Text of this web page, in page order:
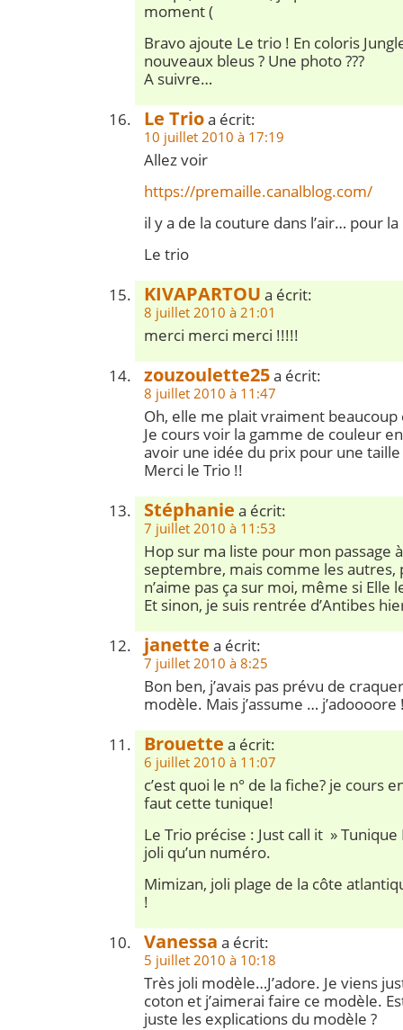
moment (
Bravo ajoute Le trio ! En coloris
nouveaux bleus ? Une photo ???
A suivre…
Le Trioa écrit:
10 juillet 2010 à 17:19
Allez voir
https://premaille.canalblog.com/
il y a de la couture dans l’air… pour
Le trio
KIVAPARTOU a écrit:
8 juillet 2010 à 21:01
merci merci merci !!!!!
zouzoulette25a écrit:
8 juillet 2010 à 11:47
Oh, elle me plait vraiment
Je cours voir la gamme de couleur
avoir une idée du prix pour une taille
Merci le Trio !!
Stéphanie a écrit:
7 juillet 2010 à 11:53
Hop sur ma liste pour mon passage
septembre, mais comme les autres,
n’aime pas ça sur moi, même si Elle
Et sinon, je suis rentrée d’Antibes
janette a écrit:
7 juillet 2010 à 8:25
Bon ben, j’avais pas prévu de
modèle. Mais j’assume … j’adoooore
Brouette a écrit:
6 juillet 2010 à 11:07
c’est quoi le n° de la fiche? je cours
faut cette tunique!
Le Trio précise : Just call it » Tunique
joli qu’un numéro.
Mimizan, joli plage de la côte
!
Vanessa a écrit:
5 juillet 2010 à 10:18
Très joli modèle…J’adore. Je viens
coton et j’aimerai faire ce modèle.
juste les explications du modèle ?